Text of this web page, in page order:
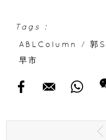
Tags :
ABLColumn
/ 郭
早市